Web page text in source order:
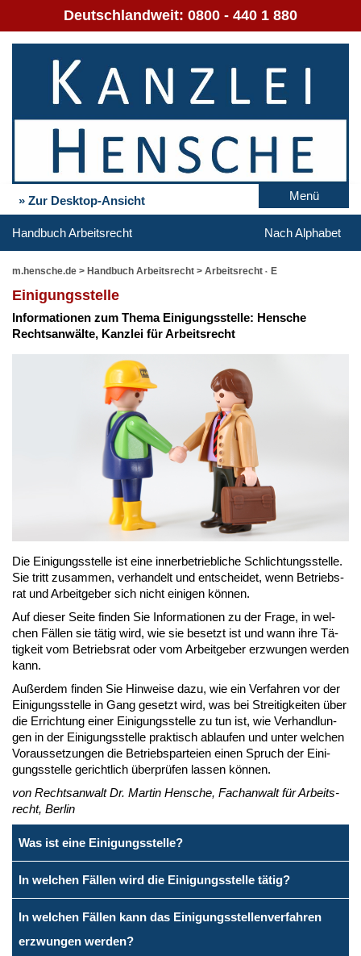
Deutschlandweit: 0800 - 440 1 880
» Zur Desktop-Ansicht Menü
Handbuch Arbeitsrecht Nach Alphabet
m.hensche.de > Handbuch Arbeitsrecht > Arbeitsrecht - E
Ei­ni­gungs­stel­le
In­for­ma­tio­nen zum The­ma Ei­ni­gungs­stel­le: Hen­sche
Rechts­an­wäl­te, Kanz­lei für Ar­beits­recht
Die Ei­ni­gungs­stel­le ist ei­ne in­ner­be­trieb­li­che Sch­lich­tungs­stel­le.
Sie tritt zu­sam­men, ver­han­delt und ent­schei­det, wenn Be­triebs­
rat und Ar­beit­ge­ber sich nicht ei­ni­gen kön­nen.
Auf die­ser Sei­te fin­den Sie In­for­ma­tio­nen zu der Fra­ge, in wel­
chen Fäl­len sie tä­tig wird, wie sie be­setzt ist und wann ih­re Tä­
tig­keit vom Be­triebs­rat oder vom Ar­beit­ge­ber er­zwun­gen wer­den
kann.
Au­ßer­dem fin­den Sie Hin­wei­se da­zu, wie ein Ver­fah­ren vor der
Ei­ni­gungs­stel­le in Gang ge­setzt wird, was bei Strei­tig­kei­ten über
die Er­rich­tung ei­ner Ei­ni­gungs­stel­le zu tun ist, wie Ver­hand­lun­
gen in der Ei­ni­gungs­stel­le prak­tisch ab­lau­fen und un­ter wel­chen
Vor­aus­set­zun­gen die Be­triebs­par­tei­en ei­nen Spruch der Ei­ni­
gungs­stel­le ge­richt­lich über­prü­fen las­sen kön­nen.
von Rechts­an­walt Dr. Mar­tin Hen­sche, Fach­an­walt für Ar­beits­
recht, Ber­lin
Was ist eine Einigungsstelle?
In welchen Fällen wird die Einigungsstelle tätig?
In welchen Fällen kann das Einigungsstellenverfahren
erzwungen werden?